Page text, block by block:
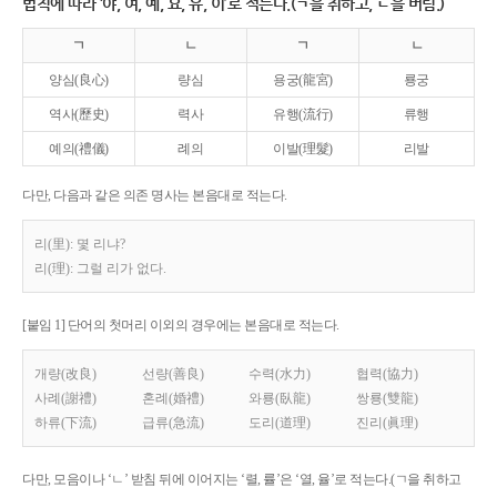
ㄱ ㄴ ㄱ ㄴ
양심(良心) 량심 용궁(龍宮) 룡궁
역사(歷史) 력사 유행(流行) 류행
예의(禮儀) 례의 이발(理髮) 리발
다만, 다음과 같은 의존 명사는 본음대로 적는다.
리(里): 몇 리냐?
리(理): 그럴 리가 없다.
[붙임 1] 단어의 첫머리 이외의 경우에는 본음대로 적는다.
개량(改良) 선량(善良) 수력(水力)
협력(協力)
사례(謝禮)
혼례(婚禮) 와룡(臥龍)
쌍룡(雙龍)
하류(下流)
급류(急流) 도리(道理) 진리(眞理)
다만, 모음이나 ‘ㄴ’ 받침 뒤에 이어지는 ‘렬, 률’은 ‘열, 율’로 적는다.(ㄱ을 취하고